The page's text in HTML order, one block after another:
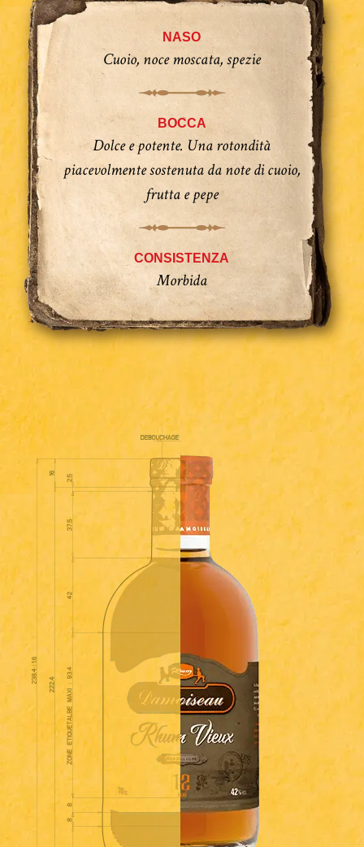
NASO
Cuoio, noce moscata, spezie
BOCCA
Dolce e potente. Una rotondità
piacevolmente sostenuta da note di cuoio,
frutta e pepe
CONSISTENZA
Morbida